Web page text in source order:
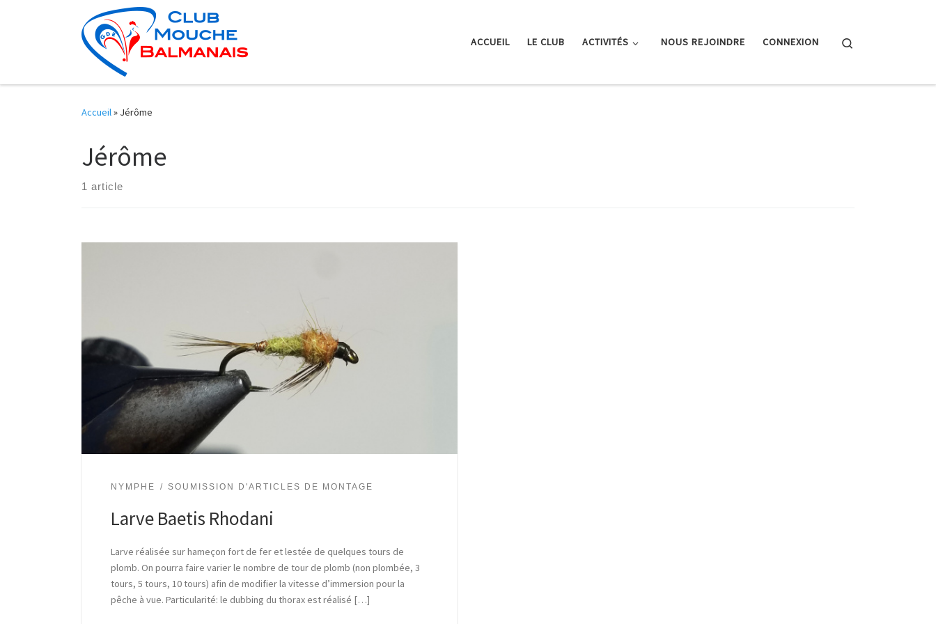
Skip to content
ACCUEIL LE CLUB ACTIVITÉS NOUS REJOINDRE CONNEXION
Accueil» Jérôme
Jérôme
1 article
NYMPHE SOUMISSION D'ARTICLES DE MONTAGE
Larve Baetis Rhodani
Larve réalisée sur hameçon fort de fer et lestée de quelques tours de
plomb. On pourra faire varier le nombre de tour de plomb (non plombée, 3
tours, 5 tours, 10 tours) afin de modifier la vitesse d’immersion pour la
pêche à vue. Particularité: le dubbing du thorax est réalisé […]